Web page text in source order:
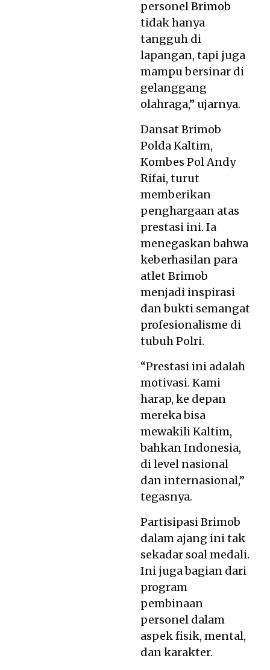
personelBrimob
tidak hanya
tangguh di
lapangan, tapi juga
mampu bersinar di
gelanggang
olahraga,” ujarnya.
Dansat Brimob
Polda Kaltim,
Kombes Pol Andy
Rifai, turut
memberikan
penghargaan atas
prestasi ini. Ia
menegaskan bahwa
keberhasilan para
atlet Brimob
menjadi inspirasi
dan bukti semangat
profesionalisme di
tubuh Polri.
“Prestasi ini adalah
motivasi. Kami
harap, ke depan
mereka bisa
mewakili Kaltim,
bahkan Indonesia,
di level nasional
dan internasional,”
tegasnya.
Partisipasi Brimob
dalam ajang ini tak
sekadar soal medali.
Ini juga bagian dari
program
pembinaan
personel dalam
aspek fisik, mental,
dan karakter.